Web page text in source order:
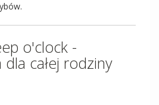
o'clock -
całej rodziny